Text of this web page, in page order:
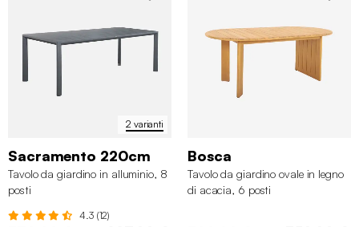
2 varianti
Sacramento 220cm
Tavolo da giardino in alluminio, 8
posti
4.3 (12)
Bosca
Tavolo da giardino ovale in legno
di acacia, 6 posti